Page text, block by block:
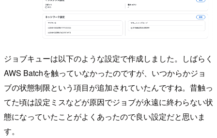
ジョブキューは以下のような設定で作成しました。しばらく
AWS Batchを触っていなかったのですが、いつからかジョ
ブの状態制限という項目が追加されていたんですね。昔触っ
てた頃は設定ミスなどが原因でジョブが永遠に終わらない状
態になっていたことがよくあったので良い設定だと思いま
す。